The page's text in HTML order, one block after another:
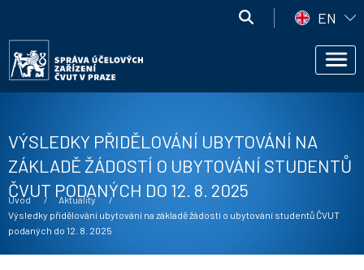
účelových
zařízení
ČVUT
EN
Správa
účelových
zařízení
VÝSLEDKY PŘIDĚLOVÁNÍ UBYTOVÁNÍ NA
ZÁKLADĚ ŽÁDOSTÍ O UBYTOVÁNÍ STUDENTŮ
ČVUT PODANÝCH DO 12. 8. 2025
Drobečková navigace
Úvod
Aktuality
Current:
Výsledky přidělování ubytování na základě žádostí o ubytování studentů ČVUT
podaných do 12. 8. 2025